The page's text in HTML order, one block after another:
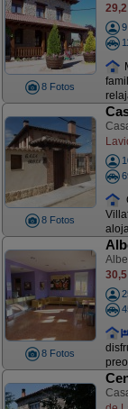
8 Fotos
8 Fotos
8 Fotos